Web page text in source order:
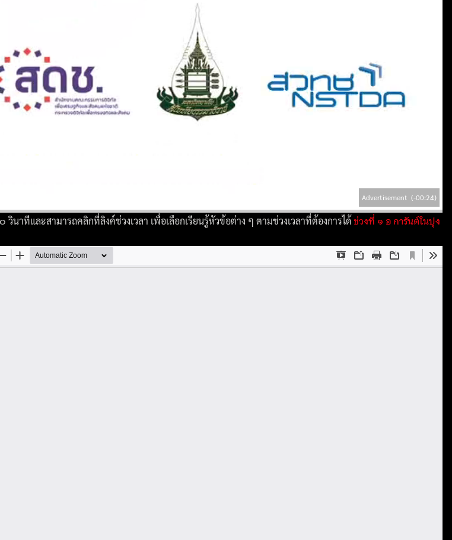
Advertisement (-00:23)
ทีและสามารถคลิกที่ลิงค์ช่วงเวลา เพื่อเลือกเรียนรู้หัวข้อต่าง ๆ ตามช่วงเวลาที่ต้องการได้ช่วงที่ ๑ อ การันต์ในปุง